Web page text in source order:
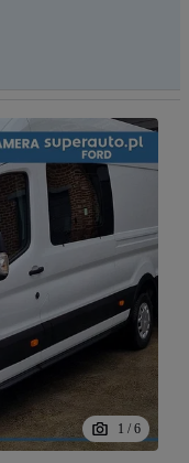
1 / 6